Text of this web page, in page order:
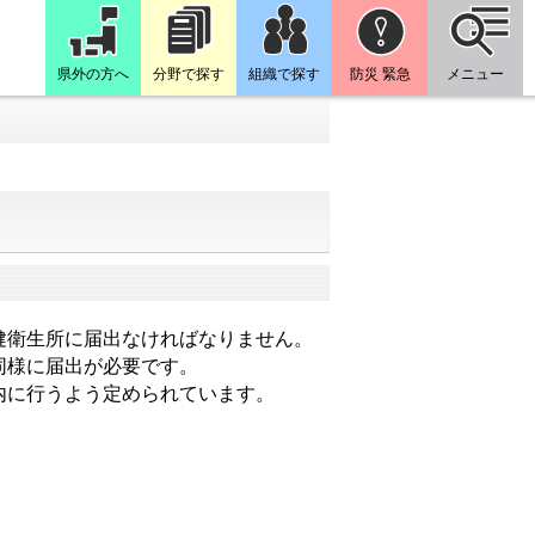
県外の方へ 分野で探す 組織で探す 防災 緊急 メニュー
生所に届出なければなりません。
に届出が必要です。
行うよう定められています。